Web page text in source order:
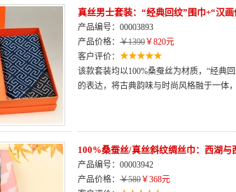
真丝男士套装：“经典回纹”围巾+“汉
产品编号：00003893
产品价格： ￥1390￥820元
客户评价：
该款套装均以100%桑蚕丝为材质，“经典
的表达，将古典韵味与时尚风格融于一体
100%桑蚕丝/真丝斜纹绸丝巾：西湖与
产品编号：00003942
产品价格： ￥580￥368元